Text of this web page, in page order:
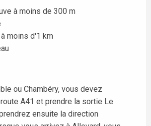
à moins de 300 m
moins d'1 km
ou Chambéry, vous devez
A41 et prendre la sortie Le
ensuite la direction